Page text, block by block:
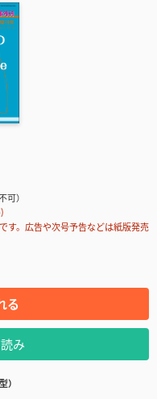
可）
す。広告や次号予告などは紙版発売
る
み
）